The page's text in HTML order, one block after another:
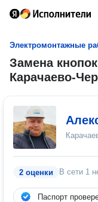
Электромонтажные
Замена
Карачаево-
2 оценки В сети 1
Паспорт